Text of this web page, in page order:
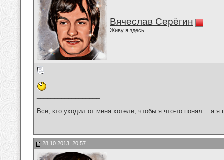
Вячеслав Серёгин
Живу я здесь
Все, кто уходил от меня хотели, чтобы я что-то понял… а
28.10.2013, 20:57